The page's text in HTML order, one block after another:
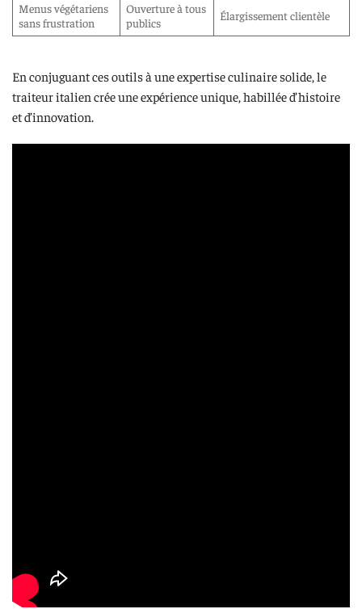
Menus végétariens
sans frustration
Ouverture à tous
publics
Élargissement clientèle
En conjuguant ces outils à une expertise culinaire solide, le
traiteur italien crée une expérience unique, habillée d’histoire
et d’innovation.